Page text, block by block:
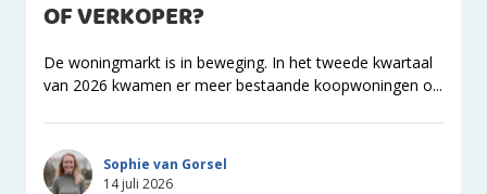
OF VERKOPER?
De woningmarkt is in beweging. In het tweede kwartaal
van 2026 kwamen er meer bestaande koopwoningen o...
Sophie van Gorsel
14 juli 2026